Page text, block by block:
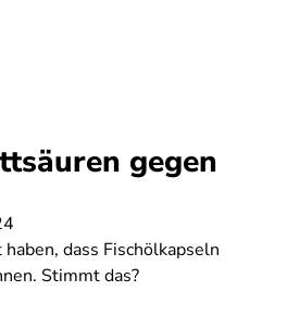
gegen
dass Fischölkapseln
Stimmt das?